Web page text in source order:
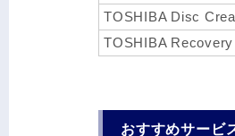
TOSHIBA Disc
TOSHIBA
おすすめサービ